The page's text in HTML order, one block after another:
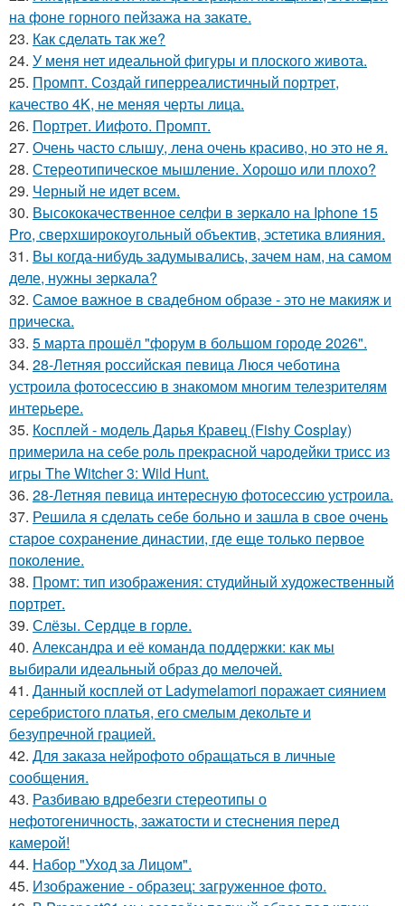
на фоне горного пейзажа на закате.
23. Как сделать так же?
24. У меня нет идеальной фигуры и плоского живота.
25. Промпт. Создай гиперреалистичный портрет,
качество 4K, не меняя черты лица.
26. Портрет. Иифото. Промпт.
27. Очень часто слышу, лена очень красиво, но это не я.
28. Стереотипическое мышление. Хорошо или плохо?
29. Черный не идет всем.
30. Высококачественное селфи в зеркало на Iphone 15
Pro, сверхширокоугольный объектив, эстетика влияния.
31. Вы когда-нибудь задумывались, зачем нам, на самом
деле, нужны зеркала?
32. Самое важное в свадебном образе - это не макияж и
прическа.
33. 5 марта прошёл "форум в большом городе 2026".
34. 28-Летняя российская певица Люся чеботина
устроила фотосессию в знакомом многим телезрителям
интерьере.
35. Косплей - модель Дарья Кравец (Fishy Cosplay)
примерила на себе роль прекрасной чародейки трисс из
игры The Witcher 3: Wild Hunt.
36. 28-Летняя певица интересную фотосессию устроила.
37. Решила я сделать себе больно и зашла в свое очень
старое сохранение династии, где еще только первое
поколение.
38. Промт: тип изображения: студийный художественный
портрет.
39. Слёзы. Сердце в горле.
40. Александра и её команда поддержки: как мы
выбирали идеальный образ до мелочей.
41. Данный косплей от Ladymelamori поражает сиянием
серебристого платья, его смелым декольте и
безупречной грацией.
42. Для заказа нейрофото обращаться в личные
сообщения.
43. Разбиваю вдребезги стереотипы о
нефотогеничность, зажатости и стеснения перед
камерой!
44. Набор "Уход за Лицом".
45. Изображение - образец: загруженное фото.